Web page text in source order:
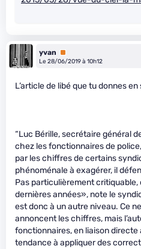
yvan
Premium
Le 28/06/2019 à 10h12
L’article de libé que tu donnes
“Luc Bérille, secrétaire général
chez les fonctionnaires de
par les chiffres de certains
phénoménale à exagérer, il
Pas particulièrement critiquable,
dernières années», note le
est donc à un autre niveau. Ce
annoncent les chiffres, mais
fonctionnaires, en liaison
tendance à appliquer des